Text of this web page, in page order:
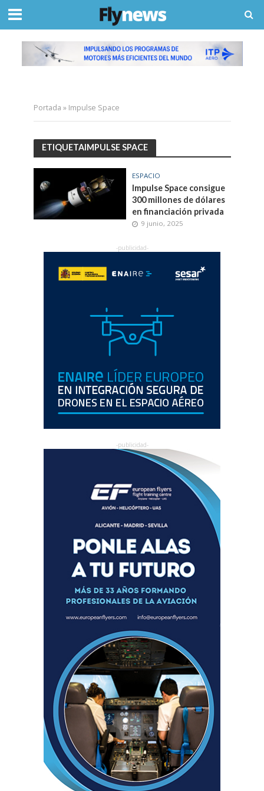
Portada » Impulse Space
ETIQUETAIMPULSE SPACE
ESPACIO
Impulse Space consigue
300 millones de dólares
en financiación privada
9 junio, 2025